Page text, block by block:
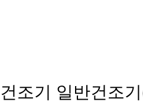
건조기 일반건조